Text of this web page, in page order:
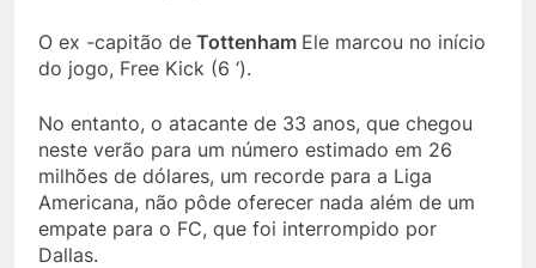
O ex -capitão de Tottenham Ele marcou no início
do jogo, Free Kick (6 ‘).
No entanto, o atacante de 33 anos, que chegou
neste verão para um número estimado em 26
milhões de dólares, um recorde para a Liga
Americana, não pôde oferecer nada além de um
empate para o FC, que foi interrompido por
Dallas.